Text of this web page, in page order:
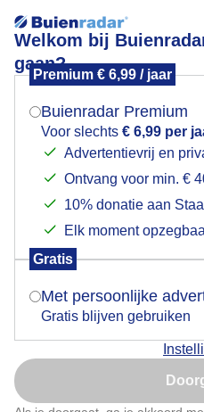
Welkom bij
gaan?
Premium € 6,99 / jaar
Buienradar Premium
Voor slechts € 6,99 per
Advertentievrij en
Ontvang voor min. €
10% donatie aan
Elk moment
Gratis
Met persoonlijke
Gratis blijven gebruiken
distelvlinder
Een moment
Populaire categorieën
Lente
Zomer
Mogen we je
Indien je hier nog geen
verschijnt er zo een
Is goed,
Nu niet,